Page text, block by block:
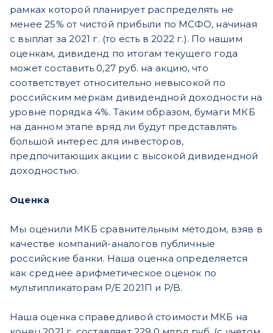
рамках которой планирует распределять не
менее 25% от чистой прибыли по МСФО, начиная
с выплат за 2021 г. (то есть в 2022 г.). По нашим
оценкам, дивиденд по итогам текущего года
может составить 0,27 руб. на акцию, что
соответствует относительно невысокой по
российским меркам дивидендной доходности на
уровне порядка 4%. Таким образом, бумаги МКБ
на данном этапе вряд ли будут представлять
большой интерес для инвесторов,
предпочитающих акции с высокой дивидендной
доходностью.
Оценка
Мы оценили МКБ сравнительным методом, взяв в
качестве компаний-аналогов публичные
российские банки. Наша оценка определяется
как среднее арифметическое оценок по
мультипликаторам P/E 2021П и P/B.
Наша оценка справедливой стоимости МКБ на